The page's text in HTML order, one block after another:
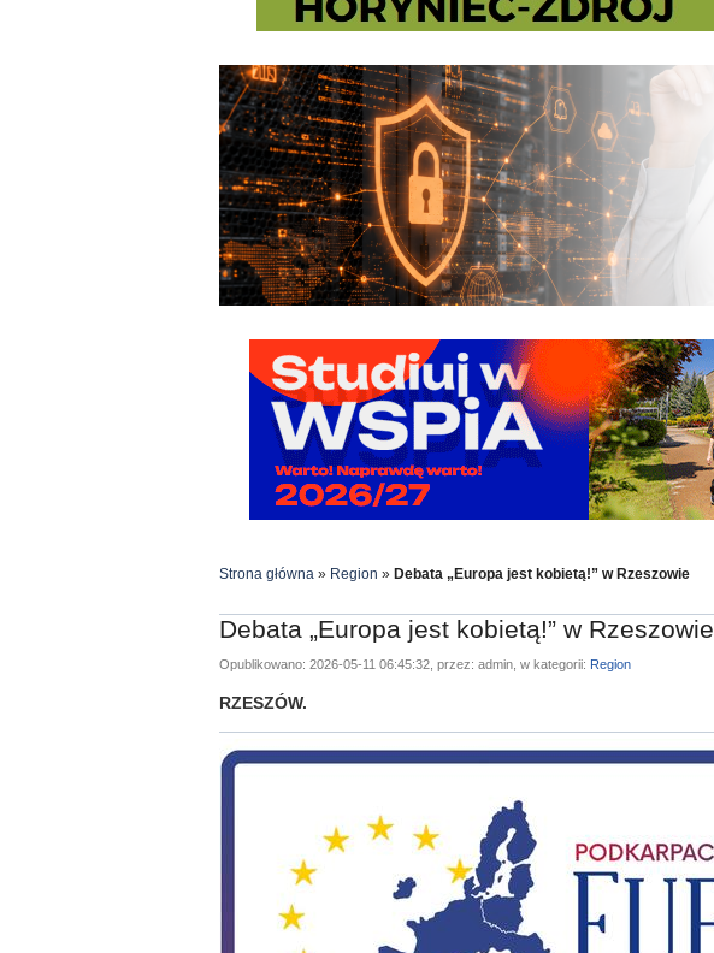
Strona główna » Region » Debata „Europa jest kobietą!” w Rzeszowie
Debata „Europa jest kobietą!” w Rzeszowie
Opublikowano: 2026-05-11 06:45:32, przez: admin, w kategorii: Region
RZESZÓW.